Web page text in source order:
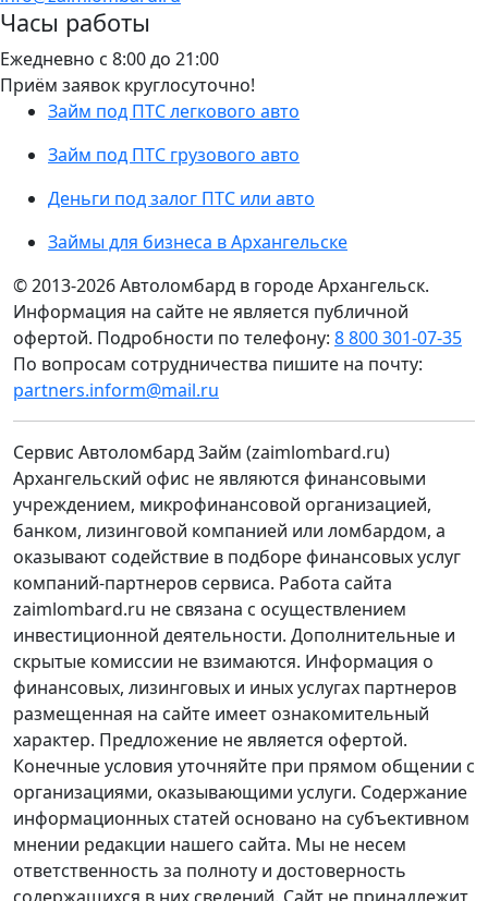
Часы работы
Ежедневно с 8:00 до 21:00
Приём заявок круглосуточно!
Займ под ПТС легкового авто
Займ под ПТС грузового авто
Деньги под залог ПТС или авто
Займы для бизнеса в Архангельске
© 2013-2026 Автоломбард в городе Архангельск.
Информация на сайте не является публичной
офертой. Подробности по телефону: 8 800 301-07-35
По вопросам сотрудничества пишите на почту:
partners.inform@mail.ru
Сервис Автоломбард Займ (zaimlombard.ru)
Архангельский офис не являются финансовыми
учреждением, микрофинансовой организацией,
банком, лизинговой компанией или ломбардом, а
оказывают содействие в подборе финансовых услуг
компаний-партнеров сервиса. Работа сайта
zaimlombard.ru не связана с осуществлением
инвестиционной деятельности. Дополнительные и
скрытые комиссии не взимаются. Информация о
финансовых, лизинговых и иных услугах партнеров
размещенная на сайте имеет ознакомительный
характер. Предложение не является офертой.
Конечные условия уточняйте при прямом общении с
организациями, оказывающими услуги. Содержание
информационных статей основано на субъективном
мнении редакции нашего сайта. Мы не несем
ответственность за полноту и достоверность